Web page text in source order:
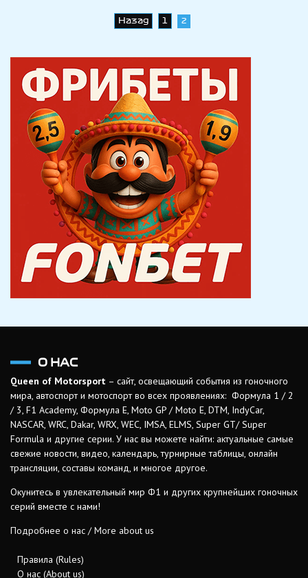
записям
Назад 1 2
О НАС
Queen of Motorsport – сайт, освещающий события из гоночного
мира, автоспорт и мотоспорт во всех проявлениях: Формула 1 / 2
/ 3, F1 Academy, Формула Е, Moto GP / Moto E, DTM, IndyCar,
NASCAR, WRC, Dakar, WRX, WEC, IMSA, ELMS, Super GT/ Super
Formula и другие серии. У нас вы можете найти: актуальные самые
свежие новости, видео, календарь, турнирные таблицы, онлайн
трансляции, составы команд, и многое другое.
Окунитесь в увлекательный мир Ф1 и других крупнейших гоночных
серий вместе с нами!
Подробнее о нас / More about us
Правила (Rules)
О нас (About us)